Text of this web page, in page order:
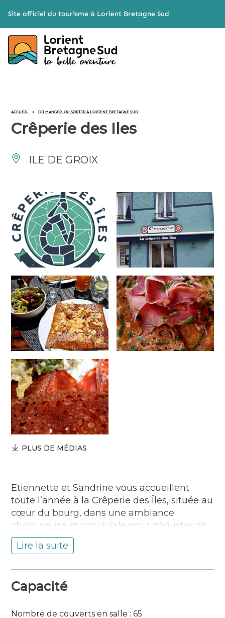
Site officiel du tourisme à Lorient Bretagne Sud
ACCUEIL > OÙ MANGER, OÙ SORTIR À LORIENT BRETAGNE SUD
Crêperie des Iles
ILE DE GROIX
PLUS DE MÉDIAS
Etiennette et Sandrine vous accueillent
toute l’année à la Crêperie des Îles, située au
cœur du bourg, dans une ambiance
chaleureuse et conviviale pour déguster de
savoureuses galettes et crêpes réalisées
avec des produits de qualité provenant de
Situation :
Lire la suite
Capacité
Nombre de couverts en salle : 65